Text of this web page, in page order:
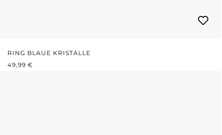
RING BLAUE KRISTALLE
REGULÄRER PREIS:
49,99 €